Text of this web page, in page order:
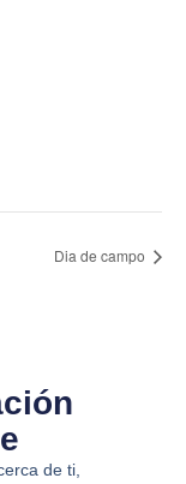
Dia de campo
de ti,